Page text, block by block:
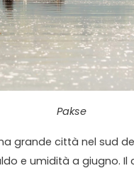
Pakse
grande città nel sud
e umidità a giugno.